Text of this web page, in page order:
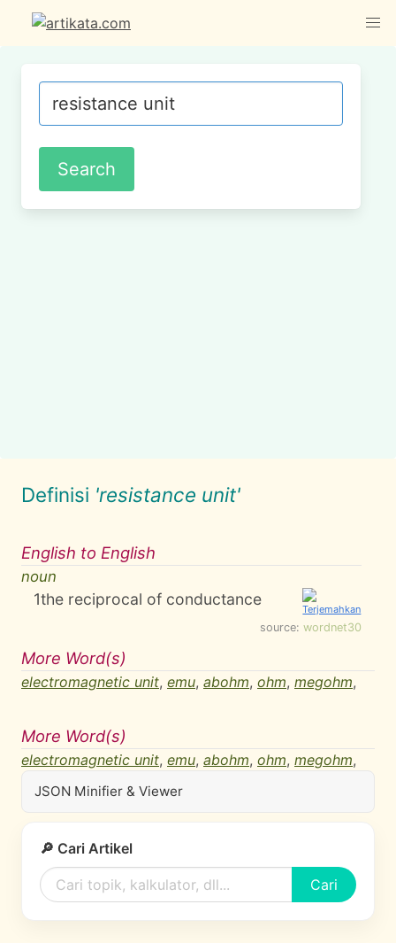
Definisi 'resistance unit'
English to English
noun
1the reciprocal of conductance
source: wordnet30
More Word(s)
electromagnetic unit, emu, abohm, ohm, megohm,
More Word(s)
electromagnetic unit, emu, abohm, ohm, megohm,
JSON Minifier & Viewer
🔎 Cari Artikel
Cari